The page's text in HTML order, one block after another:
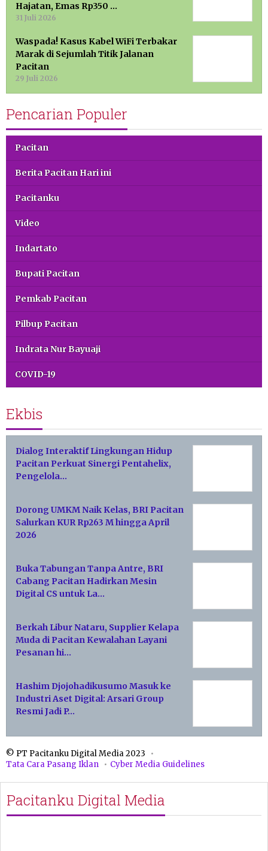
Hajatan, Emas Rp350 …
31 Juli 2026
Waspada! Kasus Kabel WiFi Terbakar
Marak di Sejumlah Titik Jalanan
Pacitan
29 Juli 2026
Pencarian Populer
Pacitan
Berita Pacitan Hari ini
Pacitanku
Video
Indartato
Bupati Pacitan
Pemkab Pacitan
Pilbup Pacitan
Indrata Nur Bayuaji
COVID-19
Ekbis
Dialog Interaktif Lingkungan Hidup
Pacitan Perkuat Sinergi Pentahelix,
Pengelola…
Dorong UMKM Naik Kelas, BRI Pacitan
Salurkan KUR Rp263 M hingga April
2026
Buka Tabungan Tanpa Antre, BRI
Cabang Pacitan Hadirkan Mesin
Digital CS untuk La…
Berkah Libur Nataru, Supplier Kelapa
Muda di Pacitan Kewalahan Layani
Pesanan hi…
Hashim Djojohadikusumo Masuk ke
Industri Aset Digital: Arsari Group
Resmi Jadi P…
© PT Pacitanku Digital Media 2023
Tata Cara Pasang Iklan
Cyber Media Guidelines
Pacitanku Digital Media